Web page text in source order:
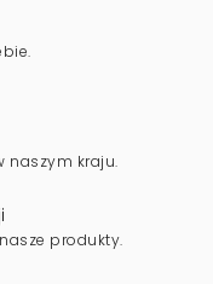
naszym kraju.
produkty.